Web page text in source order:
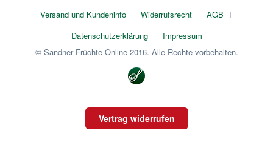
Versand und Kundeninfo
Widerrufsrecht
AGB
Datenschutzerklärung
Impressum
© Sandner Früchte Online 2016. Alle Rechte vorbehalten.
Vertrag widerrufen